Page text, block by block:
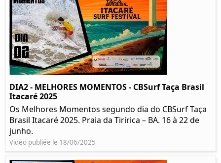
DIA2 - MELHORES MOMENTOS - CBSurf Taça Brasil
Itacaré 2025
Os Melhores Momentos segundo dia do CBSurf Taça
Brasil Itacaré 2025. Praia da Tiririca – BA. 16 à 22 de
junho.
Vidéo publiée le 18/06/2025